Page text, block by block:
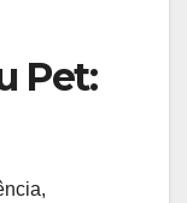
Pet: